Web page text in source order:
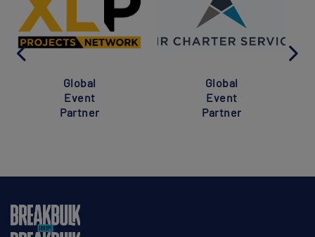
Global
Event
Partner
Global
Event
Partner